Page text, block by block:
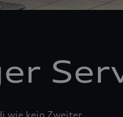
wie kein Zweiter